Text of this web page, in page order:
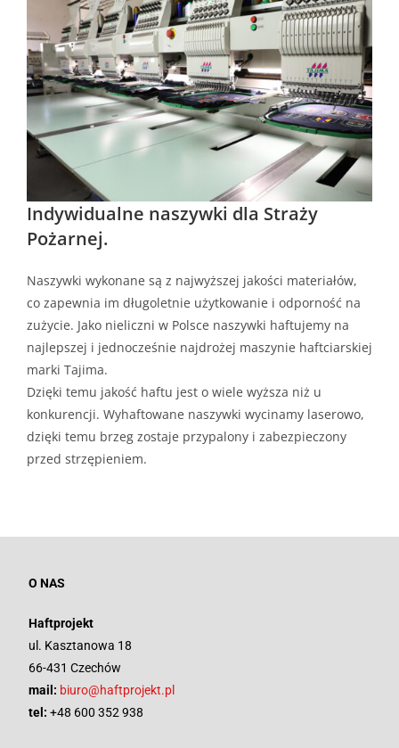
Indywidualne naszywki dla Straży
Pożarnej.
Naszywki wykonane są z najwyższej jakości materiałów,
co zapewnia im długoletnie użytkowanie i odporność na
zużycie. Jako nieliczni w Polsce naszywki haftujemy na
najlepszej i jednocześnie najdrożej maszynie haftciarskiej
marki Tajima.
Dzięki temu jakość haftu jest o wiele wyższa niż u
konkurencji. Wyhaftowane naszywki wycinamy laserowo,
dzięki temu brzeg zostaje przypalony i zabezpieczony
przed strzępieniem.
O NAS
Haftprojekt
ul. Kasztanowa 18
66-431 Czechów
mail: biuro@haftprojekt.pl
tel: +48 600 352 938